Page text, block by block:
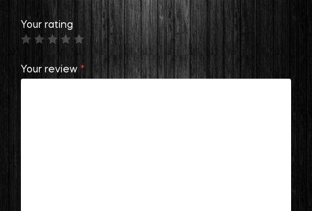
Your rating
Your review *